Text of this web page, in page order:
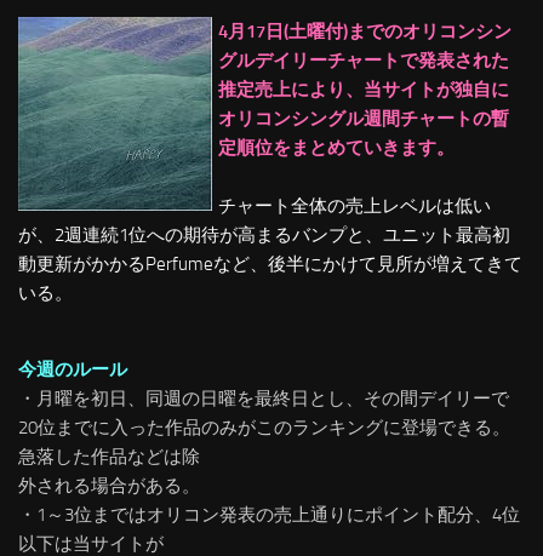
4月17日(土曜付)までのオリコンシン
グルデイリーチャートで発表された
推定売上により、当サイトが独自に
オリコンシングル週間チャートの暫
定順位をまとめていきます。
チャート全体の売上レベルは低い
が、2週連続1位への期待が高まるバンプと、ユニット最高初
動更新がかかるPerfumeなど、後半にかけて見所が増えてきて
いる。
今週のルール
・月曜を初日、同週の日曜を最終日とし、その間デイリーで
20位までに入った作品のみがこのランキングに登場できる。
急落した作品などは除
外される場合がある。
・1～3位まではオリコン発表の売上通りにポイント配分、4位
以下は当サイトが